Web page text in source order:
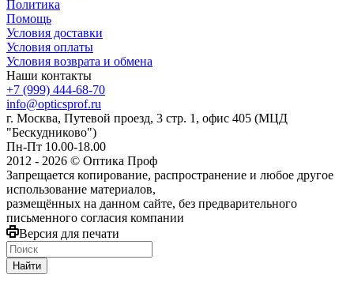
Политика
Помощь
Условия доставки
Условия оплаты
Условия возврата и обмена
Наши контакты
+7 (999) 444-68-70
info@opticsprof.ru
г. Москва, Путевой проезд, 3 стр. 1, офис 405 (МЦД
"Бескудниково")
Пн-Пт 10.00-18.00
2012 - 2026 © Оптика Проф
Запрещается копирование, распространение и любое другое
использование материалов,
размещённых на данном сайте, без предварительного
письменного согласия компании
Версия для печати
Найти